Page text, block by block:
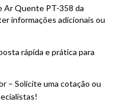
Ar Quente PT-358 da
informações adicionais ou
rápida e prática para
– Solicite uma cotação ou